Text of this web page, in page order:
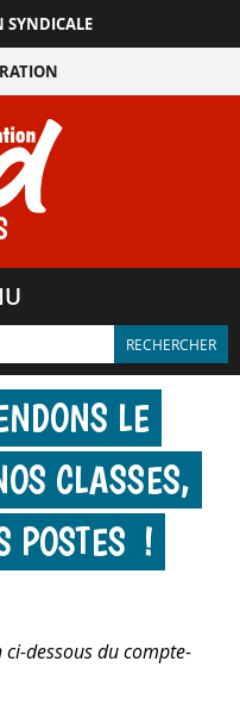
SYNDICALE
LE
CLASSES,
POSTES !
dessous du compte-